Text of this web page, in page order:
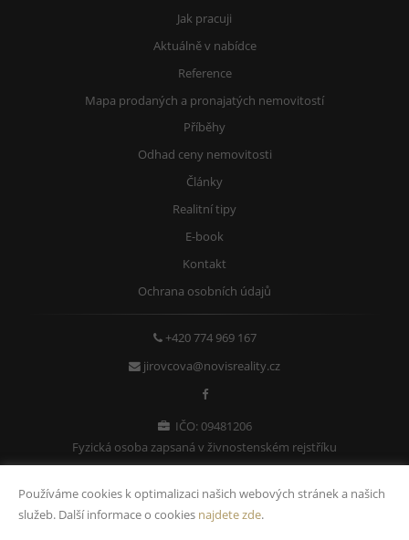
Jak pracuji
Aktuálně v nabídce
Reference
Mapa prodaných a pronajatých nemovitostí
Příběhy
Odhad ceny nemovitosti
Články
Realitní tipy
E-book
Kontakt
Ochrana osobních údajů
+420 774 969 167
jirovcova@novisreality.cz
IČO: 09481206
Fyzická osoba zapsaná v živnostenském rejstříku
Používáme cookies k optimalizaci našich webových stránek a našich
služeb. Další informace o cookies najdete zde.